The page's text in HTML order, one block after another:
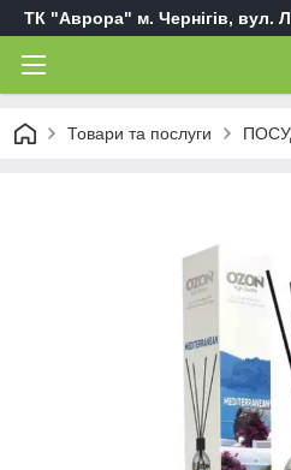
ТК "Аврора" м. Чернігів, вул.
Товари та послуги